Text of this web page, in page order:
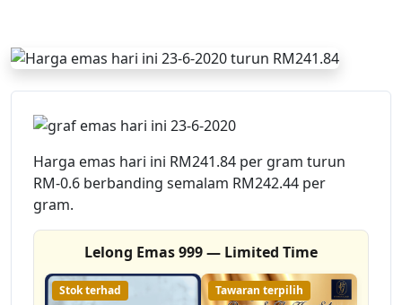
Harga emas hari ini RM241.84 per gram turun
RM-0.6 berbanding semalam RM242.44 per
gram.
Lelong Emas 999 — Limited Time
Stok terhad Tawaran terpilih